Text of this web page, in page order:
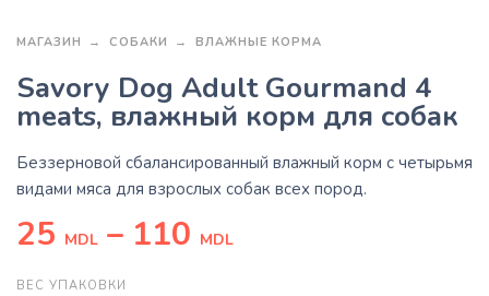
МАГАЗИН СОБАКИ ВЛАЖНЫЕ КОРМА
Savory Dog Adult Gourmand 4
meats, влажный корм для собак
Беззерновой сбалансированный влажный корм с четырьмя
видами мяса для взрослых собак всех пород.
25 MDL – 110 MDL
ВЕС УПАКОВКИ